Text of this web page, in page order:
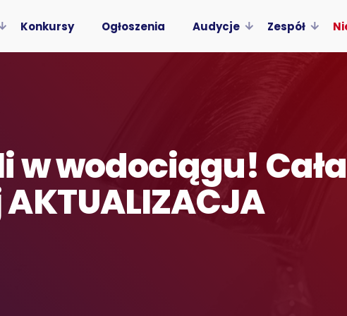
Konkursy Ogłoszenia Audycje Zespół
w wodociągu!